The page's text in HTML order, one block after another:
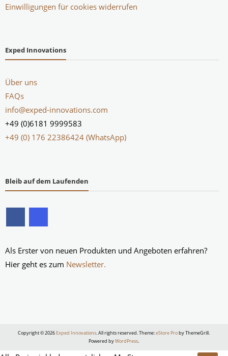
Einwilligungen für cookies widerrufen
Exped Innovations
Über uns
FAQs
info@exped-innovations.com
+49 (0)6181 9999583
+49 (0) 176 22386424 (WhatsApp)
Bleib auf dem Laufenden
Als Erster von neuen Produkten und Angeboten erfahren?
Hier geht es zum Newsletter.
Copyright © 2026 Exped Innovations. All rights reserved. Theme:eStore Proby ThemeGrill.
Powered byWordPress.